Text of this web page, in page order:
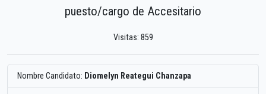
puesto/cargo de Accesitario
Visitas: 859
Nombre Candidato: Diomelyn Reategui Chanzapa